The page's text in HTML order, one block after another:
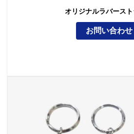
オリジナルラバース
お問い合わせ